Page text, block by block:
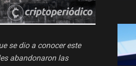
se dio a conocer este
abandonaron las